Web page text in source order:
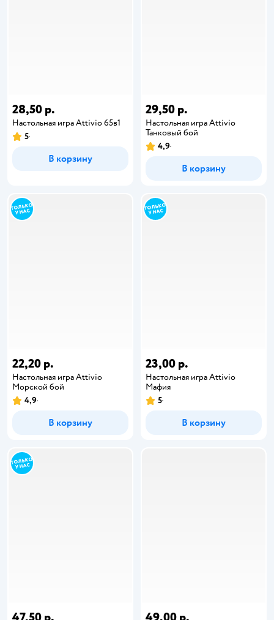
28,50 р.
Настольная игра Attivio 65в1
5
В корзину
29,50 р.
Настольная игра Attivio
Танковый бой
4,9
В корзину
22,20 р.
Настольная игра Attivio
Морской бой
4,9
В корзину
23,00 р.
Настольная игра Attivio
Мафия
5
В корзину